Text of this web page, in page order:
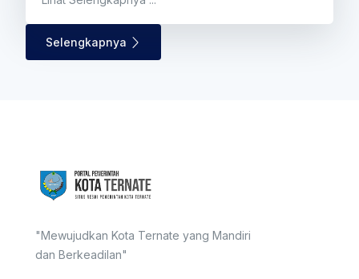
Selengkapnya
"Mewujudkan Kota Ternate yang Mandiri
dan Berkeadilan"